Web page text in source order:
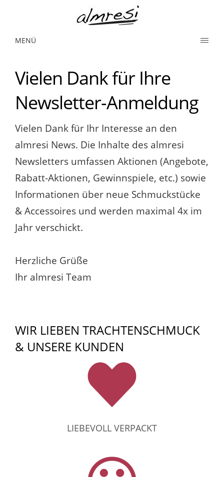
MENÜ
Vielen Dank für Ihre
Newsletter-Anmeldung
Vielen Dank für Ihr Interesse an den
almresi News. Die Inhalte des almresi
Newsletters umfassen Aktionen (Angebote,
Rabatt-Aktionen, Gewinnspiele, etc.) sowie
Informationen über neue Schmuckstücke
& Accessoires und werden maximal 4x im
Jahr verschickt.
Herzliche Grüße
Ihr almresi Team
WIR LIEBEN TRACHTENSCHMUCK
& UNSERE KUNDEN
LIEBEVOLL VERPACKT